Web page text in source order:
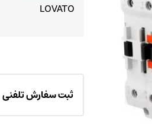
LOVATO
ثبت سفارش تلفنی